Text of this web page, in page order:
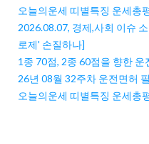
오늘의운세 띠별특징 운세총
2026.08.07, 경제,사회 이슈
로제' 손질하나]
1종 70점, 2종 60점을 향한
26년 08월 32주차 운전면허
오늘의운세 띠별특징 운세총